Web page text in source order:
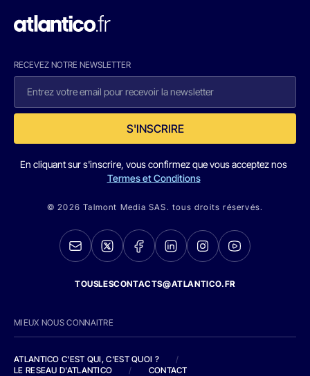
RECEVEZ NOTRE NEWSLETTER
S'INSCRIRE
En cliquant sur s'inscrire, vous confirmez que vous acceptez nos
Termes et Conditions
© 2026 Talmont Media SAS. tous droits réservés.
TOUSLESCONTACTS@ATLANTICO.FR
MIEUX NOUS CONNAITRE
ATLANTICO C'EST QUI, C'EST QUOI ?
/
LE RESEAU D'ATLANTICO
/ CONTACT